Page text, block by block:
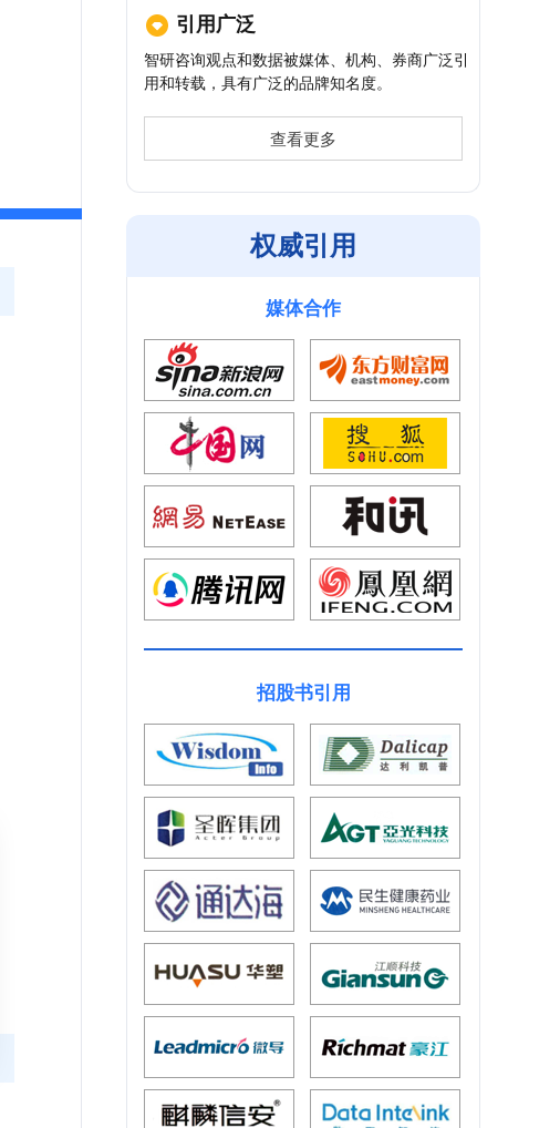
引用广泛
智研咨询观点和数据被媒体、机构、券商广泛引
用和转载，具有广泛的品牌知名度。
查看更多
权威引用
媒体合作
招股书引用